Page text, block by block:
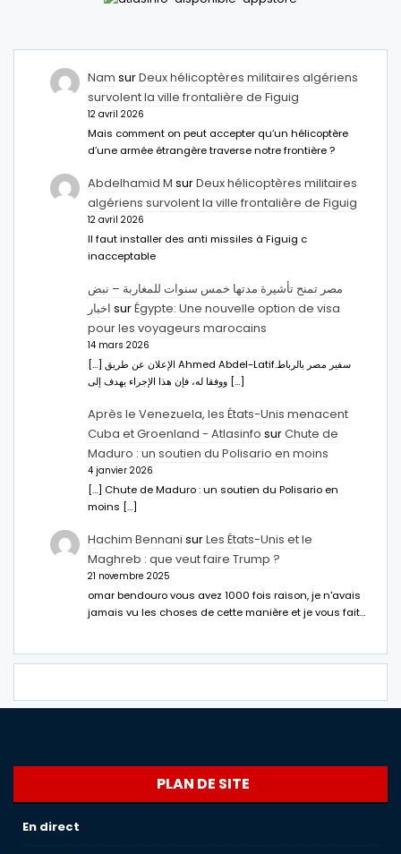
Nam surDeux hélicoptères militaires algériens
survolent la ville frontalière de Figuig
12 avril 2026
Mais comment on peut accepter qu’un hélicoptère
d’une armée étrangère traverse notre frontière ?
Abdelhamid M surDeux hélicoptères militaires
algériens survolent la ville frontalière de Figuig
12 avril 2026
Il faut installer des anti missiles à Figuig c
inacceptable
مصر تمنح تأشيرة مدتها خمس سنوات للمغاربة – نبض
اخبار surÉgypte: Une nouvelle option de visa
pour les voyageurs marocains
14 mars 2026
[…] الإعلان عن طريق Ahmed Abdel-Latifسفير مصر بالرباط.
ووفقا له، فإن هذا الإجراء يهدف إلى […]
Après le Venezuela, les États-Unis menacent
Cuba et Groenland - Atlasinfo surChute de
Maduro : un soutien du Polisario en moins
4 janvier 2026
[…] Chute de Maduro : un soutien du Polisario en
moins […]
Hachim Bennani surLes États-Unis et le
Maghreb : que veut faire Trump ?
21 novembre 2025
omar bendouro vous avez 1000 fois raison, je n'avais
jamais vu les choses de cette manière et je vous fait…
PLAN DE SITE
En direct